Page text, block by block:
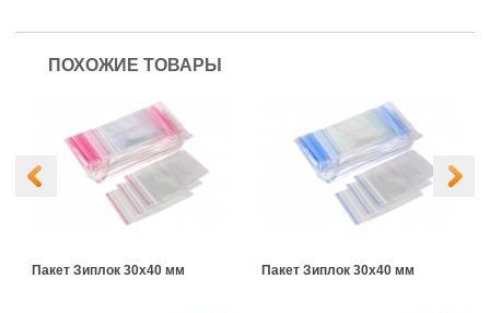
ПОХОЖИЕ ТОВАРЫ
Пакет Зиплок 30х40 мм Пакет Зиплок 30х40 мм